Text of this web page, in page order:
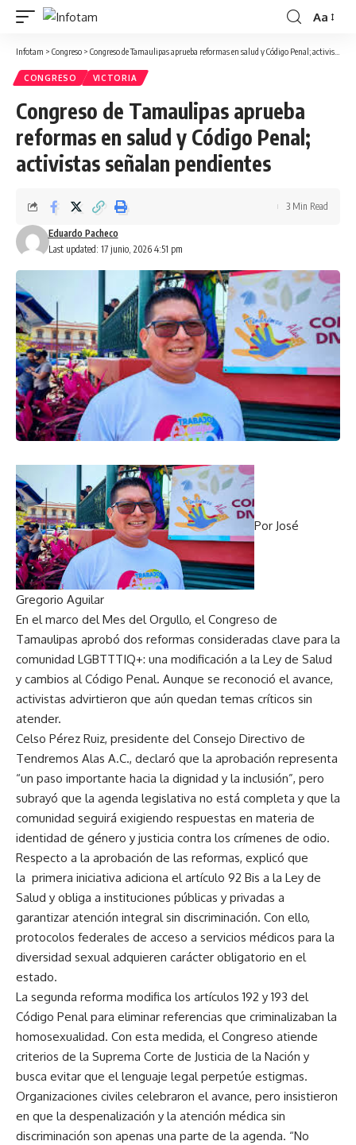
Aa
Infotam > Congreso > Congreso de Tamaulipas aprueba reformas en salud y Código Penal; activistas señalan pendientes
CONGRESO VICTORIA
Congreso de Tamaulipas aprueba
reformas en salud y Código Penal;
activistas señalan pendientes
Last updated: 17 junio, 2026 4:51 pm
Eduardo Pacheco
3 Min Read
Por José
Gregorio Aguilar
En el marco del Mes del Orgullo, el Congreso de
Tamaulipas aprobó dos reformas consideradas clave para la
comunidad LGBTTTIQ+: una modificación a la Ley de Salud
y cambios al Código Penal. Aunque se reconoció el avance,
activistas advirtieron que aún quedan temas críticos sin
atender.
Celso Pérez Ruiz, presidente del Consejo Directivo de
Tendremos Alas A.C., declaró que la aprobación representa
“un paso importante hacia la dignidad y la inclusión”, pero
subrayó que la agenda legislativa no está completa y que la
comunidad seguirá exigiendo respuestas en materia de
identidad de género y justicia contra los crímenes de odio.
Respecto a la aprobación de las reformas, explicó que
la primera iniciativa adiciona el artículo 92 Bis a la Ley de
Salud y obliga a instituciones públicas y privadas a
garantizar atención integral sin discriminación. Con ello,
protocolos federales de acceso a servicios médicos para la
diversidad sexual adquieren carácter obligatorio en el
estado.
La segunda reforma modifica los artículos 192 y 193 del
Código Penal para eliminar referencias que criminalizaban la
homosexualidad. Con esta medida, el Congreso atiende
criterios de la Suprema Corte de Justicia de la Nación y
busca evitar que el lenguaje legal perpetúe estigmas.
Organizaciones civiles celebraron el avance, pero insistieron
en que la despenalización y la atención médica sin
discriminación son apenas una parte de la agenda. “No